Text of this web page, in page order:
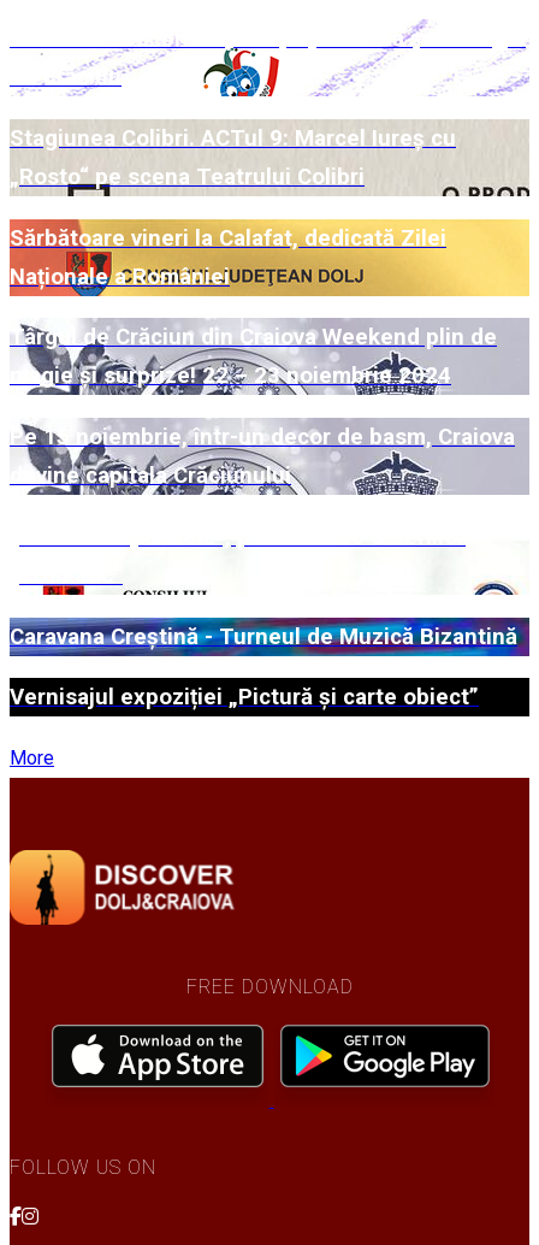
Week-end Colibri cu povești pe scenă și la Târgul
de Crăciun
Stagiunea Colibri. ACTul 9: Marcel Iureș cu
„Rosto“ pe scena Teatrului Colibri
Sărbătoare vineri la Calafat, dedicată Zilei
Naționale a României
Târgul de Crăciun din Craiova Weekend plin de
magie și surprize! 22 – 23 noiembrie 2024
Pe 15 noiembrie, într-un decor de basm, Craiova
devine capitala Crăciunului
Caravana Creștină - Turneul de Muzică Bizantină
Vernisajul expoziției „Pictură și carte obiect”
More
FREE DOWNLOAD
FOLLOW US ON